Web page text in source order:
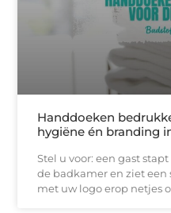
Handdoeken
hygiëne én branding
Stel u voor: een gast
de badkamer en ziet een
met uw logo erop netjes